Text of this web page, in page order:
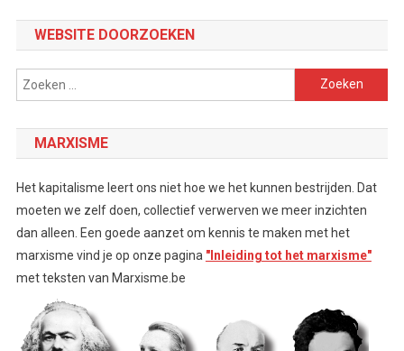
WEBSITE DOORZOEKEN
Zoeken
naar:
MARXISME
Het kapitalisme leert ons niet hoe we het kunnen bestrijden. Dat
moeten we zelf doen, collectief verwerven we meer inzichten
dan alleen. Een goede aanzet om kennis te maken met het
marxisme vind je op onze pagina "Inleiding tot het marxisme"
met teksten van Marxisme.be